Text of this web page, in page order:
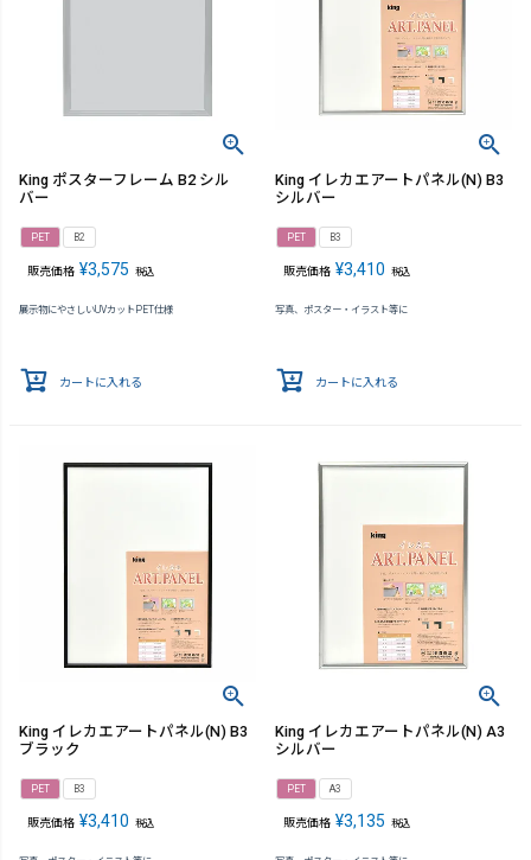
King ポスターフレーム B2 シル
バー
PET B2
販売価格 ¥3,575 税込
展示物にやさしいUVカットPET仕様
カートに入れる
King イレカエアートパネル(N) B3
シルバー
PET B3
販売価格 ¥3,410 税込
写真、ポスター・イラスト等に
カートに入れる
King イレカエアートパネル(N) B3
ブラック
PET B3
販売価格 ¥3,410 税込
King イレカエアートパネル(N) A3
シルバー
PET A3
販売価格 ¥3,135 税込